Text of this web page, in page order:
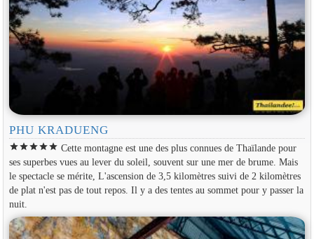
PHU KRADUENG
starstarstarstarstar Cette montagne est une des plus connues de Thaïlande pour
ses superbes vues au lever du soleil, souvent sur une mer de brume. Mais
le spectacle se mérite, L'ascension de 3,5 kilomètres suivi de 2 kilomètres
de plat n'est pas de tout repos. Il y a des tentes au sommet pour y passer la
nuit.